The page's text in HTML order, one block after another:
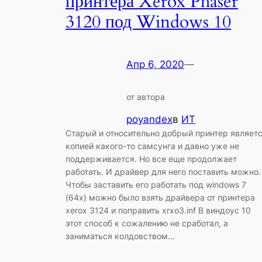
3120 под Windows 10
Апр 6, 2020—
от автора
poyandexв ИТ
Старый и относительно добрый принтер
копией какого-то самсунга и давно уже не
поддерживается. Но все еще продолжает
работать. И драйвер для него поставить можно.
Чтобы заставить его работать под windows 7
(64x) можно было взять драйвера от принтера
xerox 3124 и поправить xrxo3.inf В виндоус 10
этот способ к сожалению не сработал, а
заниматься колдовством…